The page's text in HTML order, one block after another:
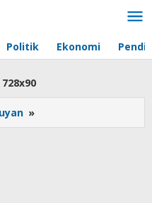
Politik Ekonomi
»
Kabupaten